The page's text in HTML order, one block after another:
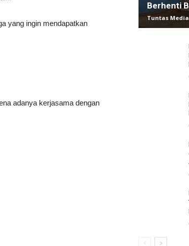
yang ingin mendapatkan
adanya kerjasama dengan
Berhenti
Tuntas Media